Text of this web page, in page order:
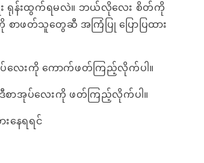
ရုန်းထွက်ရမလဲ။ ဘယ်လိုလေး စိတ်ကို
စာဖတ်သူတွေဆီ အကြံပြု ပြောပြထား
ပ်လေးကို ကောက်ဖတ်ကြည့်လိုက်ပါ။
စာအုပ်လေးကို ဖတ်ကြည့်လိုက်ပါ။
း‌နေရရင်